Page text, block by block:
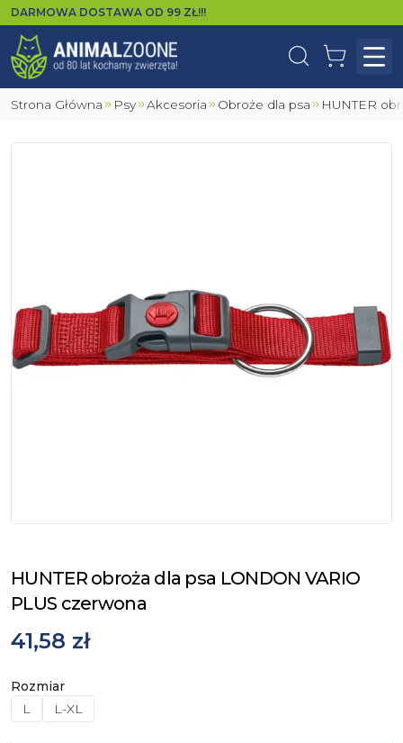
DARMOWA DOSTAWA OD 99 ZŁ!!!
WyszukajKoszyk
Strona Główna Psy Akcesoria Obroże dla psa HUNTER
HUNTER obroża dla psa LONDON VARIO
PLUS czerwona
41,58 zł
Rozmiar
L
L-XL